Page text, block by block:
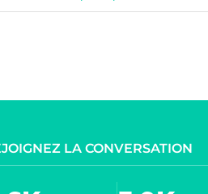
LA CONVERSATION